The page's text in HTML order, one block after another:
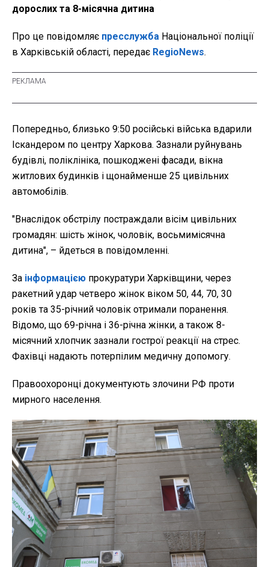
дорослих та 8-місячна дитина
Про це повідомляє пресслужба Національної поліції
в Харківській області, передає RegioNews.
Попередньо, близько 9:50 російські війська вдарили
Іскандером по центру Харкова. Зазнали руйнувань
будівлі, поліклініка, пошкоджені фасади, вікна
житлових будинків і щонайменше 25 цивільних
автомобілів.
"Внаслідок обстрілу постраждали вісім цивільних
громадян: шість жінок, чоловік, восьмимісячна
дитина", – йдеться в повідомленні.
За інформацією прокуратури Харківщини, через
ракетний удар четверо жінок віком 50, 44, 70, 30
років та 35-річний чоловік отримали поранення.
Відомо, що 69-річна і 36-річна жінки, а також 8-
місячний хлопчик зазнали гострої реакції на стрес.
Фахівці надають потерпілим медичну допомогу.
Правоохоронці документують злочини РФ проти
мирного населення.